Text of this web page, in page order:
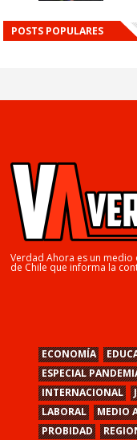
POSTS POPULARES
Verdad Ahora es un
de Chile que informa la
ECONOMÍA
ESPECIAL
INTERNACIONAL
LABORAL
MEDIO
PROBIDAD